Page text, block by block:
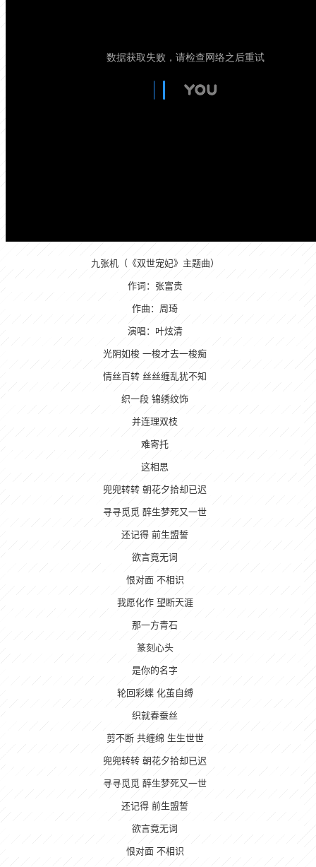
九张机（《双世宠妃》主题曲）
作词：张富贵
作曲：周琦
演唱：叶炫清
光阴如梭 一梭才去一梭痴
情丝百转 丝丝缠乱犹不知
织一段 锦绣纹饰
并连理双枝
难寄托
这相思
兜兜转转 朝花夕拾却已迟
寻寻觅觅 醉生梦死又一世
还记得 前生盟誓
欲言竟无词
恨对面 不相识
我愿化作 望断天涯
那一方青石
篆刻心头
是你的名字
轮回彩蝶 化茧自缚
织就春蚕丝
剪不断 共缠绵 生生世世
兜兜转转 朝花夕拾却已迟
寻寻觅觅 醉生梦死又一世
还记得 前生盟誓
欲言竟无词
恨对面 不相识